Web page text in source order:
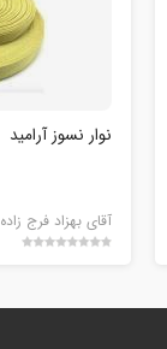
نوار نسوز آرامید
آقای بهزاد فرج زاده